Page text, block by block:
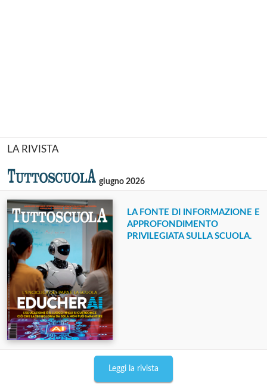
LA RIVISTA
giugno 2026
LA FONTE DI INFORMAZIONE E
APPROFONDIMENTO
PRIVILEGIATA SULLA SCUOLA.
Leggi la rivista